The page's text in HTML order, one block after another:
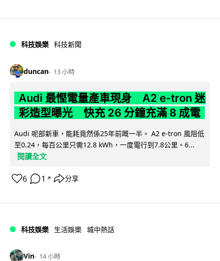
科技娛樂 科技新聞
duncan 13 小時
Audi 最慳電量產車現身 A2 e-tron 迷
彩造型曝光 快充 26 分鐘充滿 8 成電
Audi 呢部新車，能耗竟然係25年前嘅一半。 A2 e-tron 風阻低
至0.24，每百公里只需12.8 kWh，一度電行到7.8公里。6...
閱讀全文
6 1 ↗ 分享
科技娛樂 生活娛樂 城中熱話
Vin 14 小時